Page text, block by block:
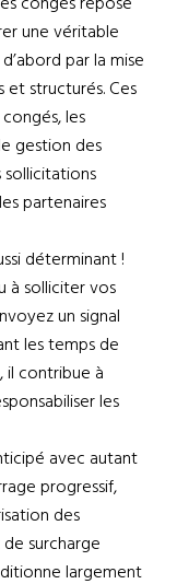
une véritable
par la mise
et structurés. Ces
les
gestion des
sollicitations
partenaires
déterminant !
à solliciter vos
un signal
les temps de
il contribue à
les
avec autant
progressif,
des
surcharge
largement